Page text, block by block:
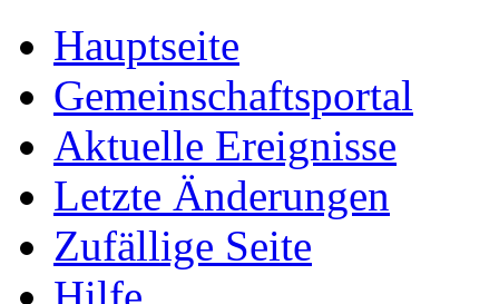
Hauptseite
Gemeinschaftsportal
Aktuelle Ereignisse
Letzte Änderungen
Zufällige Seite